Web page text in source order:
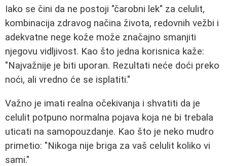
Iako se čini da ne postoji "čarobni lek" za celulit,
kombinacija zdravog načina života, redovnih vežbi i
adekvatne nege kože može značajno smanjiti
njegovu vidljivost. Kao što jedna korisnica kaže:
"Najvažnije je biti uporan. Rezultati neće doći preko
noći, ali vredno će se isplatiti."
Važno je imati realna očekivanja i shvatiti da je
celulit potpuno normalna pojava koja ne bi trebala
uticati na samopouzdanje. Kao što je neko mudro
primetio: "Nikoga nije briga za vaš celulit koliko vi
sami."